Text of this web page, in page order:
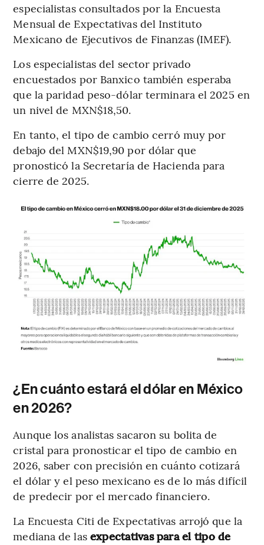
especialistas consultados por la Encuesta
Mensual de Expectativas del Instituto
Mexicano de Ejecutivos de Finanzas (IMEF).
Los especialistas del sector privado
encuestados por Banxico también esperaba
que la paridad peso-dólar terminara el 2025 en
un nivel de MXN$18,50.
En tanto, el tipo de cambio cerró muy por
debajo del MXN$19,90 por dólar que
pronosticó la Secretaría de Hacienda para
cierre de 2025.
¿En cuánto estará el dólar en México
en 2026?
Aunque los analistas sacaron su bolita de
cristal para pronosticar el tipo de cambio en
2026, saber con precisión en cuánto cotizará
el dólar y el peso mexicano es de lo más difícil
de predecir por el mercado financiero.
La Encuesta Citi de Expectativas arrojó que la
mediana de las expectativas para el tipo de